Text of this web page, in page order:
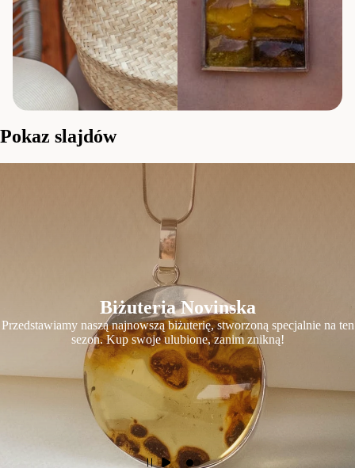
Pokaz slajdów
Biżuteria Novinska
Przedstawiamy naszą najnowszą biżuterię, stworzoną specjalnie na ten
sezon. Kup swoje ulubione, zanim znikną!